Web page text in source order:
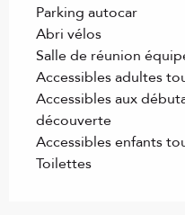
Parking autocar
Abri vélos
Salle de réunion
Accessibles adultes
Accessibles aux
découverte
Accessibles enfants
Toilettes